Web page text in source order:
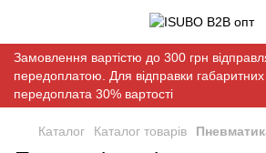
Замовлення вартістю до 300 грн
передоплатою. Для відправки габаритних
передоплата 30% вартості
Каталог Каталог товарів